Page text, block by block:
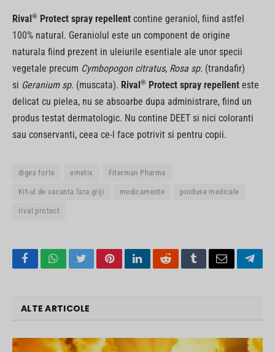
Rival® Protect spray repellent contine geraniol, fiind astfel
100% natural. Geraniolul este un component de origine
naturala fiind prezent in uleiurile esentiale ale unor specii
vegetale precum Cymbopogon citratus, Rosa sp. (trandafir)
si Geranium sp. (muscata). Rival ® Protect spray repellent este
delicat cu pielea, nu se absoarbe dupa administrare, fiind un
produs testat dermatologic. Nu contine DEET si nici coloranti
sau conservanti, ceea ce-l face potrivit si pentru copii.
digex forte emetix Fiterman Pharma
Kit-ul de vacanta fara griji medicamente produse medicale
rival protect
FacebookWhatsApp
TwitterPinterestLinkedInRedditTumblrEmail
ALTE ARTICOLE